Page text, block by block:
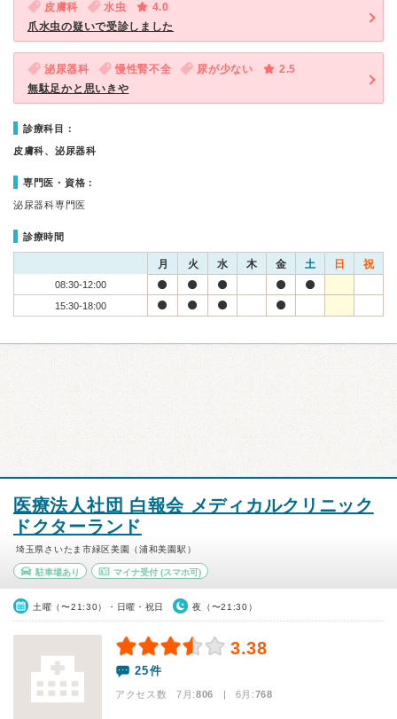
皮膚科 水虫
4.0
爪水虫の疑いで受診しました
泌尿器科 慢性腎不全 尿が少ない
2.5
無駄足かと思いきや
診療科目：
皮膚科、泌尿器科
専門医・資格：
泌尿器科専門医
診療時間
月 火 水 木 金 土 日 祝
08:30-12:00
15:30-18:00
医療法人社団 白報会 メディカルクリニック
ドクターランド
埼玉県さいたま市緑区美園（浦和美園駅）
駐車場あり マイナ受付(スマホ可)
土曜（〜21:30）・日曜・祝日 夜（〜21:30）
3.38
25件
アクセス数 7月:806 | 6月:768